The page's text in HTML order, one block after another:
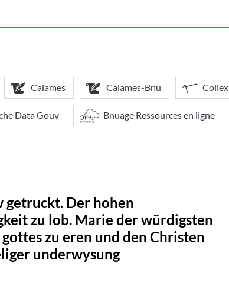
Calames Calames-Bnu Collex
Data Gouv Bnuage Ressources en ligne
getruckt. Der hohen
zu lob. Marie der würdigsten
zu eren und den Christen
underwysung